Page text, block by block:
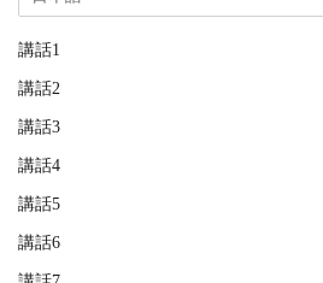
講話1
講話2
講話3
講話4
講話5
講話6